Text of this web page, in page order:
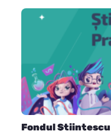
Fondul